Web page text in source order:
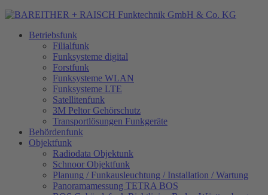
Betriebsfunk
Filialfunk
Funksysteme digital
Forstfunk
Funksysteme WLAN
Funksysteme LTE
Satellitenfunk
3M Peltor Gehörschutz
Transportlösungen Funkgeräte
Behördenfunk
Objektfunk
Radiodata Objektunk
Schnoor Objektfunk
Planung / Funkausleuchtung / Installation / Wartung
Panoramamessung TETRA BOS